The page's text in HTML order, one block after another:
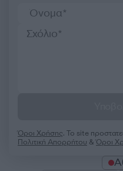
Όροι Χρήσης. Το site
Πολιτική Απορρήτου &Όροι